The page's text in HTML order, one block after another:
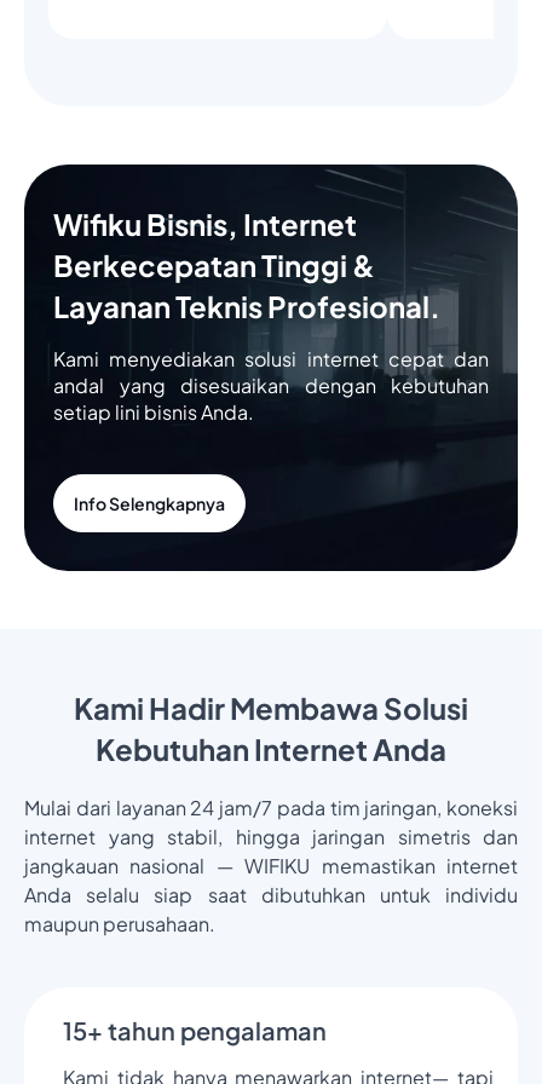
Wifiku Bisnis, Internet
Berkecepatan Tinggi &
Layanan Teknis Profesional.
Kami menyediakan solusi internet cepat dan
andal yang disesuaikan dengan kebutuhan
setiap lini bisnis Anda.
Info Selengkapnya
Kami Hadir Membawa Solusi
Kebutuhan Internet Anda
Mulai dari layanan 24 jam/7 pada tim jaringan, koneksi
internet yang stabil, hingga jaringan simetris dan
jangkauan nasional — WIFIKU memastikan internet
Anda selalu siap saat dibutuhkan untuk individu
maupun perusahaan.
15+ tahun pengalaman
Kami tidak hanya menawarkan internet— tapi